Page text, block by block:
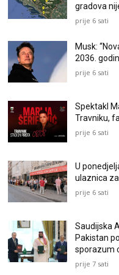
gradova
prije 6 sati
Musk:
2036.
prije 6 sati
Spektakl
Travniku,
prije 6 sati
U
ulaznica za
prije 6 sati
Saudijska
Pakistan
sporazum
prije 7 sati